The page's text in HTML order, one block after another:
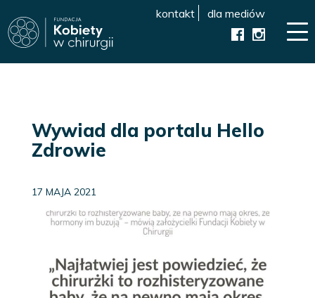
kontakt dla mediów
Wywiad dla portalu Hello
Zdrowie
17 MAJA 2021